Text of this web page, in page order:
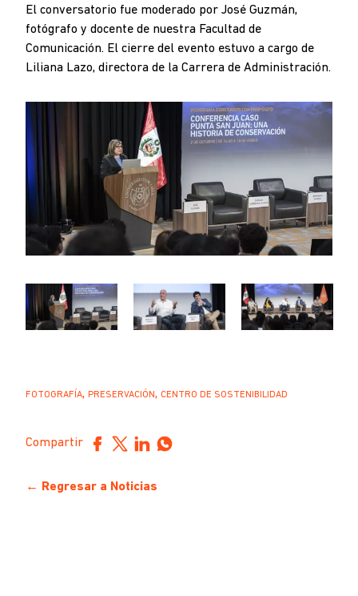
El conversatorio fue moderado por José Guzmán,
fotógrafo y docente de nuestra Facultad de
Comunicación. El cierre del evento estuvo a cargo de
Liliana Lazo, directora de la Carrera de Administración.
FOTOGRAFÍA, PRESERVACIÓN, CENTRO DE SOSTENIBILIDAD
Compartir
← Regresar a Noticias